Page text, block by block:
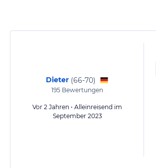
Dieter (66-70)
195 Bewertungen
Vor 2 Jahren • Alleinreisend im
September 2023